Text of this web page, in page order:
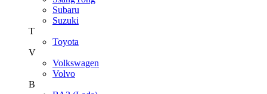
Subaru
Suzuki
T
Toyota
V
Volkswagen
Volvo
В